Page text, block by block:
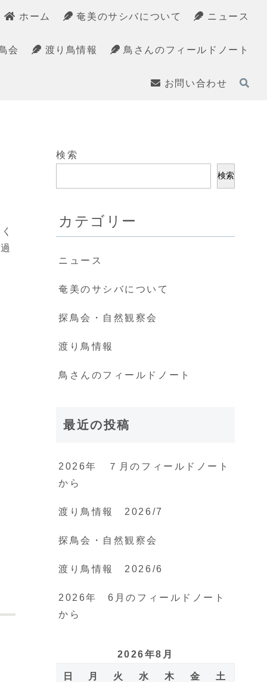
ホーム 奄美のサシバについて ニュース
会 渡り鳥情報 鳥さんのフィールドノート
お問い合わせ
検索
検索
カテゴリー
ニュース
奄美のサシバについて
探鳥会・自然観察会
渡り鳥情報
鳥さんのフィールドノート
最近の投稿
2026年 ７月のフィールドノート
から
渡り鳥情報 2026/7
探鳥会・自然観察会
渡り鳥情報 2026/6
2026年 6月のフィールドノート
から
2026年8月
日 月 火 水 木 金 土